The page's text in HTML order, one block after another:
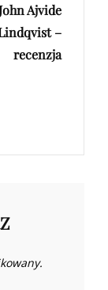
Ajvide
–
recenzja